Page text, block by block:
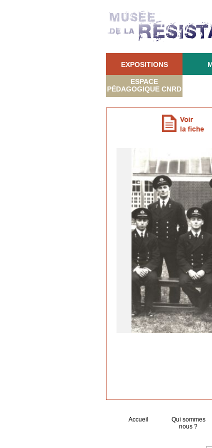
EXPOSITIONS
ESPACE
PÉDAGOGIQUE CNRD
Accueil
Qui sommes
nous ?